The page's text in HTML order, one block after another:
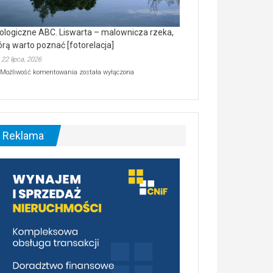
ABC. Liswarta – malownicza rzeka,
warto poznać [fotorelacja]
22 lipca, 2026
Możliwość komentowania Ekologiczne
–
malownicza
[fotorelacja]
została wyłączona
Reklama